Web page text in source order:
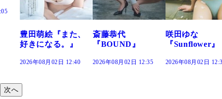
斎藤恭代
『BOUND』
2026年08月02日 12:35
咲田ゆな
『Sunflower』
2026年08月02日 12:30
藤水咲桜『花
だまり』
2026年08月02日
次へ